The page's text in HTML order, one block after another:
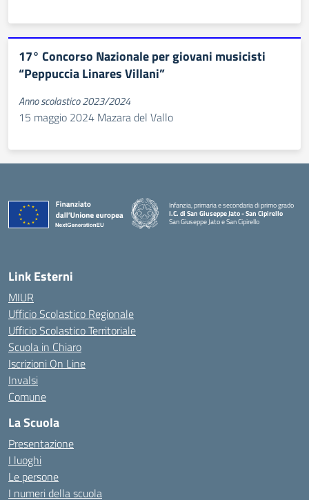
17° Concorso Nazionale per giovani musicisti
“Peppuccia Linares Villani”
Anno scolastico 2023/2024
15 maggio 2024 Mazara del Vallo
Infanzia, primaria e secondaria di primo grado
I.C. di San Giuseppe Jato - San Cipirello
San Giuseppe Jato e San Cipirello
Link Esterni
MIUR
Ufficio Scolastico Regionale
Ufficio Scolastico Territoriale
Scuola in Chiaro
Iscrizioni On Line
Invalsi
Comune
La Scuola
Presentazione
I luoghi
Le persone
I numeri della scuola